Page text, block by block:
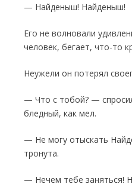
— Найденыш! Найденыш!
Его не волновали
человек, бегает, что-то
Неужели он потерял
— Что с тобой? —
бле­дный, как мел.
— Не могу отыскать
тронута.
— Нечем тебе заняться!